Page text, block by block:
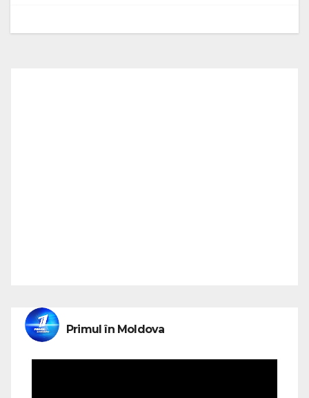
Primul în Moldova